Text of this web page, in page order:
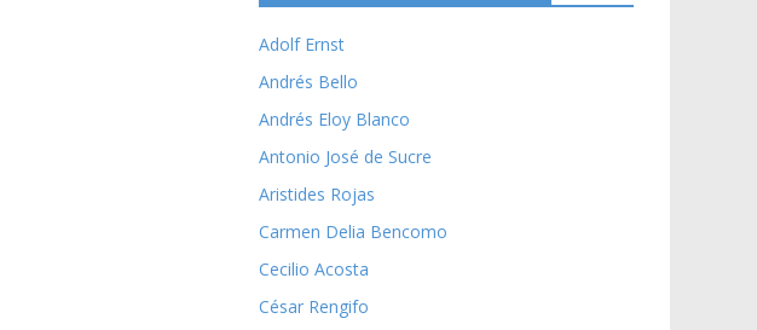
Adolf Ernst
Andrés Bello
Andrés Eloy Blanco
Antonio José de Sucre
Aristides Rojas
Carmen Delia Bencomo
Cecilio Acosta
César Rengifo